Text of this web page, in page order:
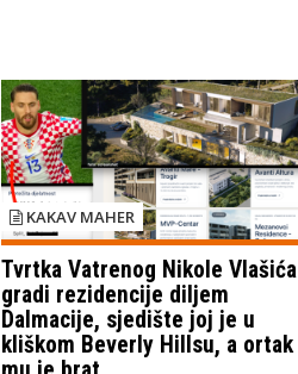
KAKAV MAHER
Tvrtka Vatrenog Nikole Vlašića
gradi rezidencije diljem
Dalmacije, sjedište joj je u
kliškom Beverly Hillsu, a ortak